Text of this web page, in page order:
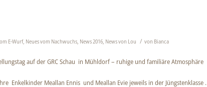
E-Wurf, Neues vom Nachwuchs, News 2016, News von Lou / von Bianca
auf der GRC Schau in Mühldorf – ruhige und familiäre Atmosphäre
Enkelkinder Meallan Ennis und Meallan Evie jeweils in der Jüngstenklasse .